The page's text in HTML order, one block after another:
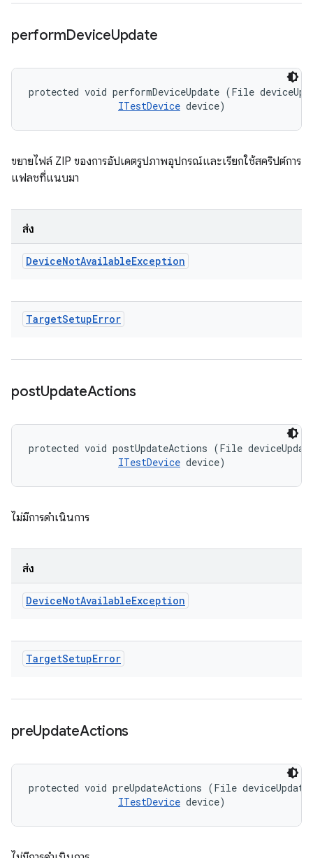
performDeviceUpdate
protected void performDeviceUpdate (File
ITestDevice device)
ขยายไฟล์ ZIP ของการอัปเดตรูปภาพอุปกรณ์และเรียกใช้สคริปต์การ
แฟลชที่แนบมา
ส่ง
DeviceNotAvailableException
TargetSetupError
postUpdateActions
protected void postUpdateActions (File
ITestDevice device)
ไม่มีการดำเนินการ
ส่ง
DeviceNotAvailableException
TargetSetupError
preUpdateActions
protected void preUpdateActions (File
ITestDevice device)